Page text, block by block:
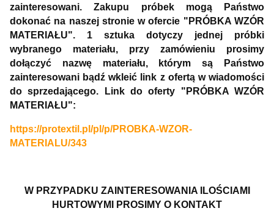
zainteresowani. Zakupu próbek mogą Państwo
dokonać na naszej stronie w ofercie "PRÓBKA WZÓR
MATERIAŁU". 1 sztuka dotyczy jednej próbki
wybranego materiału, przy zamówieniu prosimy
dołączyć nazwę materiału, którym są Państwo
zainteresowani bądź wkleić link z ofertą w wiadomości
do sprzedającego. Link do oferty "PRÓBKA WZÓR
MATERIAŁU":
https://protextil.pl/pl/p/PROBKA-WZOR-
MATERIALU/343
W PRZYPADKU ZAINTERESOWANIA ILOŚCIAMI
HURTOWYMI PROSIMY O KONTAKT